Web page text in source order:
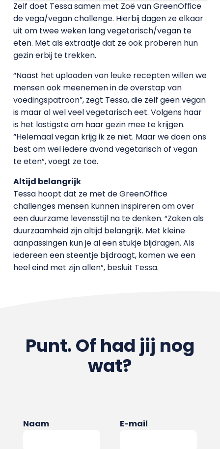
Zelf doet Tessa samen met Zoë van GreenOffice
de vega/vegan challenge. Hierbij dagen ze elkaar
uit om twee weken lang vegetarisch/vegan te
eten. Met als extraatje dat ze ook proberen hun
gezin erbij te trekken.
“Naast het uploaden van leuke recepten willen we
mensen ook meenemen in de overstap van
voedingspatroon”, zegt Tessa, die zelf geen vegan
is maar al wel veel vegetarisch eet. Volgens haar
is het lastigste om haar gezin mee te krijgen.
“Helemaal vegan krijg ik ze niet. Maar we doen ons
best om wel iedere avond vegetarisch of vegan
te eten”, voegt ze toe.
Altijd belangrijk
Tessa hoopt dat ze met de GreenOffice
challenges mensen kunnen inspireren om over
een duurzame levensstijl na te denken. “Zaken als
duurzaamheid zijn altijd belangrijk. Met kleine
aanpassingen kun je al een stukje bijdragen. Als
iedereen een steentje bijdraagt, komen we een
heel eind met zijn allen”, besluit Tessa.
Punt. Of had jij nog
wat?
Naam E-mail